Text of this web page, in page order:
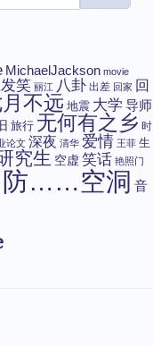
MichaelJackson movie
笑 丽江 八卦 出差 回家 回
不远 地震 大学 导师
旅行 无何有之乡 时
论文 深夜 清华 爱情 王菲 生
究生 空虚 笑话 艳照门
防……空洞 音